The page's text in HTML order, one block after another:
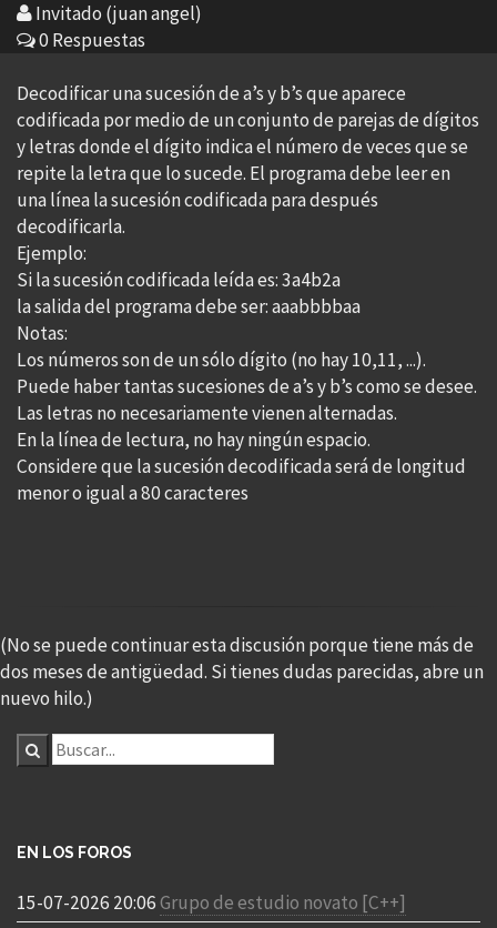
Invitado (juan angel)
0 Respuestas
Decodificar una sucesión de a’s y b’s que aparece
codificada por medio de un conjunto de parejas de dígitos
y letras donde el dígito indica el número de veces que se
repite la letra que lo sucede. El programa debe leer en
una línea la sucesión codificada para después
decodificarla.
Ejemplo:
Si la sucesión codificada leída es: 3a4b2a
la salida del programa debe ser: aaabbbbaa
Notas:
Los números son de un sólo dígito (no hay 10,11, ...).
Puede haber tantas sucesiones de a’s y b’s como se desee.
Las letras no necesariamente vienen alternadas.
En la línea de lectura, no hay ningún espacio.
Considere que la sucesión decodificada será de longitud
menor o igual a 80 caracteres
(No se puede continuar esta discusión porque tiene más de
dos meses de antigüedad. Si tienes dudas parecidas, abre un
nuevo hilo.)
EN LOS FOROS
15-07-2026 20:06Grupo de estudio novato [C++]